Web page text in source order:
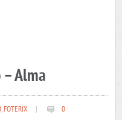
– Alma
,FOTERIX 0